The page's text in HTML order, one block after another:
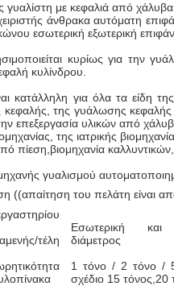
γυαλίστη με κεφαλιά από χάλυβα
άνθρακα αυτόματη
εσωτερική εξωτερική
κυρίως για την
κυλίνδρου.
κατάλληλη για όλα τα είδη
κεφαλής, της γυάλωσης
επεξεργασία υλικών από
της ιατρικής
πίεση,βιομηχανία
γυαλισμού
((απαίτηση του πελάτη είναι
τέλη
Εσωτερική και
διάμετρος
1 τόνο / 2 τόνο /
σχέδιο 15 τόνος,20